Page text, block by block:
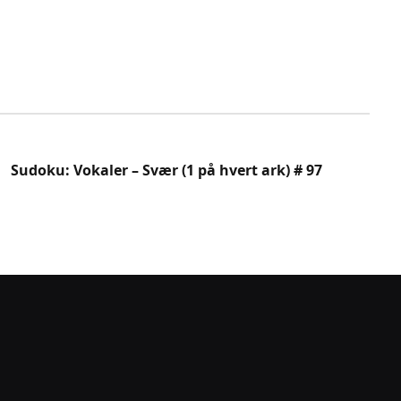
Sudoku: Vokaler – Svær (1 på hvert ark) # 97